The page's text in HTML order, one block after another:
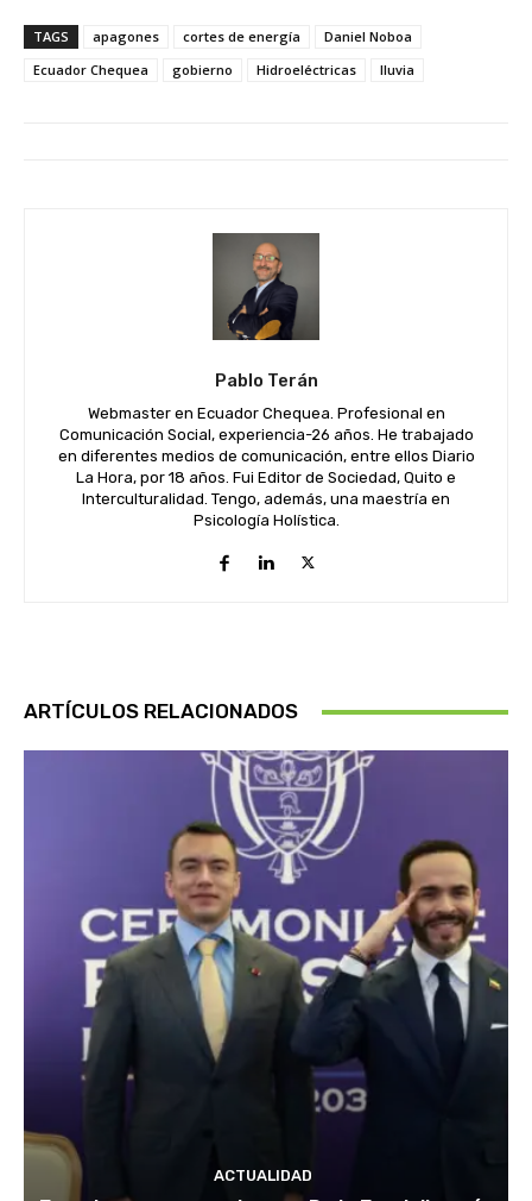
TAGS apagones cortes de energía
Daniel Noboa
Ecuador Chequea
gobierno Hidroeléctricas lluvia
Pablo Terán
Webmaster en Ecuador Chequea. Profesional en
Comunicación Social, experiencia-26 años. He trabajado
en diferentes medios de comunicación, entre ellos Diario
La Hora, por 18 años. Fui Editor de Sociedad, Quito e
Interculturalidad. Tengo, además, una maestría en
Psicología Holística.
ARTÍCULOS RELACIONADOS
ACTUALIDAD